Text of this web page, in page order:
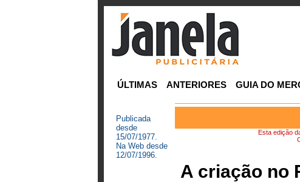
ÚLTIMAS ANTERIORES GUIA DO
Publicada
desde
15/07/1977.
Na Web desde
12/07/1996.
Esta edição
A criação no